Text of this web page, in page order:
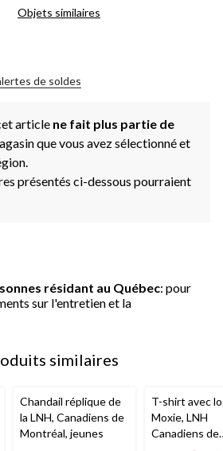
Objets similaires
de soldes
article ne fait plus partie de
que vous avez sélectionné et
présentés ci-dessous pourraient
résidant au Québec: pour
sur l'entretien et la
similaires
Chandail réplique de
la LNH, Canadiens de
Montréal, jeunes
T-shirt avec
Moxie, LNH
Canadiens de